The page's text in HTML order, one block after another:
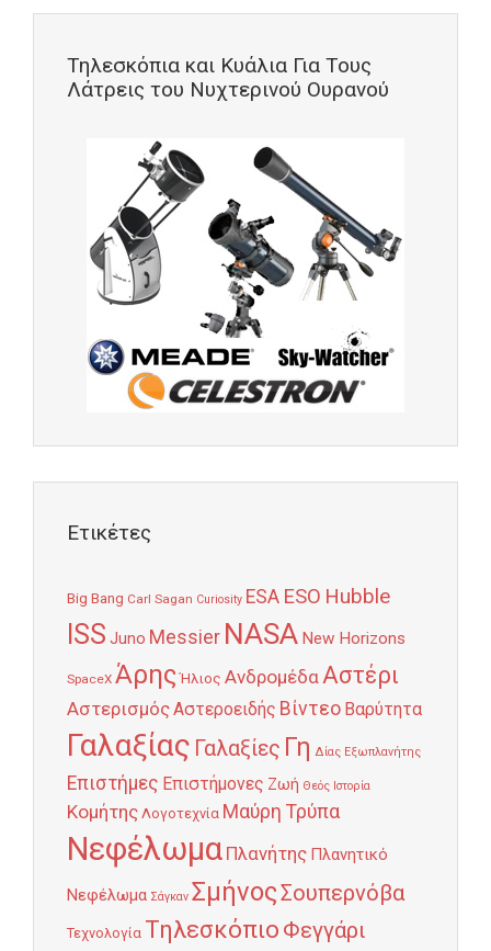
Τηλεσκόπια και Κυάλια Για Τους
Λάτρεις του Νυχτερινού Ουρανού
Ετικέτες
Big Bang Carl Sagan Curiosity ESA ESO Hubble
ISS Juno Messier NASA New Horizons
SpaceX Άρης Ήλιος ΑνδρομέδαΑστέρι
ΑστερισμόςΑστεροειδής Βίντεο Βαρύτητα
Γαλαξίας Γαλαξίες Γη Δίας Εξωπλανήτης
Επιστήμες Επιστήμονες Ζωή Θεός Ιστορία
Κομήτης Λογοτεχνία Μαύρη Τρύπα
Νεφέλωμα Πλανήτης Πλανητικό
Νεφέλωμα Σάγκαν ΣμήνοςΣουπερνόβα
Τεχνολογία Τηλεσκόπιο Φεγγάρι